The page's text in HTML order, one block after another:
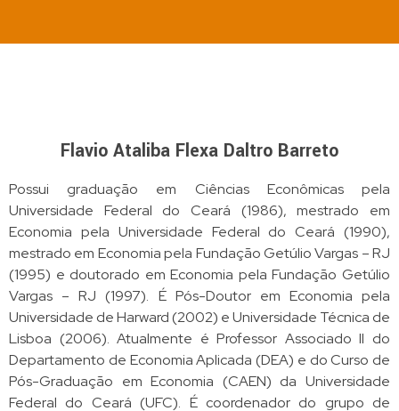
Flavio Ataliba Flexa Daltro Barreto
Possui graduação em Ciências Econômicas pela
Universidade Federal do Ceará (1986), mestrado em
Economia pela Universidade Federal do Ceará (1990),
mestrado em Economia pela Fundação Getúlio Vargas – RJ
(1995) e doutorado em Economia pela Fundação Getúlio
Vargas – RJ (1997). É Pós-Doutor em Economia pela
Universidade de Harward (2002) e Universidade Técnica de
Lisboa (2006). Atualmente é Professor Associado II do
Departamento de Economia Aplicada (DEA) e do Curso de
Pós-Graduação em Economia (CAEN) da Universidade
Federal do Ceará (UFC). É coordenador do grupo de